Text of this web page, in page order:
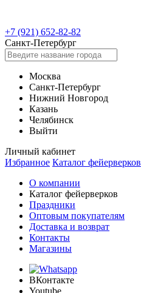
+7 (921) 652-82-82
Санкт-Петербург
Москва
Санкт-Петербург
Нижний Новгород
Казань
Челябинск
Выйти
Личный кабинет
Избранное Каталог фейерверков
О компании
Каталог фейерверков
Праздники
Оптовым покупателям
Доставка и возврат
Контакты
Магазины
ВКонтакте
Youtube